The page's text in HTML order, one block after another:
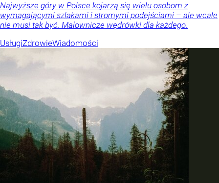
Najwyższe góry w Polsce kojarzą się wielu osobom z
wymagającymi szlakami i stromymi podejściami – ale wcale
nie musi tak być. Malownicze wędrówki dla każdego.
UsługiZdrowieWiadomości